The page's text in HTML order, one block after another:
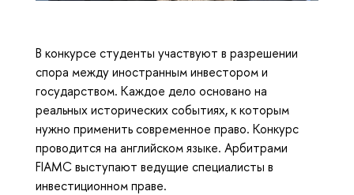
В конкурсе студенты участвуют в разрешении
спора между иностранным инвестором и
государством. Каждое дело основано на
реальных исторических событиях, к которым
нужно применить современное право. Конкурс
проводится на английском языке. Арбитрами
FIAMC выступают ведущие специалисты в
инвестиционном праве.